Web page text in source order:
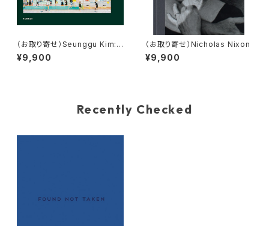
（お取り寄せ）Seunggu Kim:
Better Days
¥9,900
（お取り寄せ）Nicholas Nixon
¥9,900
Recently Checked